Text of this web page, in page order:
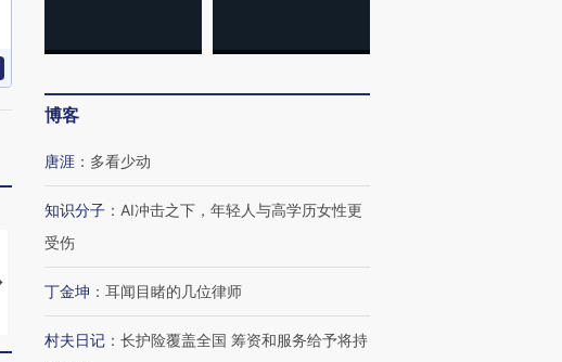
马航飞行员跨国走私7万
粒摇头丸 尿检体内含3种
视线｜被称为“蟑螂”的印
度Z世代 用街头抗争将教
博客
唐涯 ： 多看少动
知识分子 ： AI冲击之下，年轻人与高学历女性更
受伤
丁金坤 ： 耳闻目睹的几位律师
村夫日记 ： 长护险覆盖全国 筹资和服务给予将持